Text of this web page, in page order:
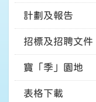
計劃及報告
招標及招聘文件
寶「季」園地
表格下載